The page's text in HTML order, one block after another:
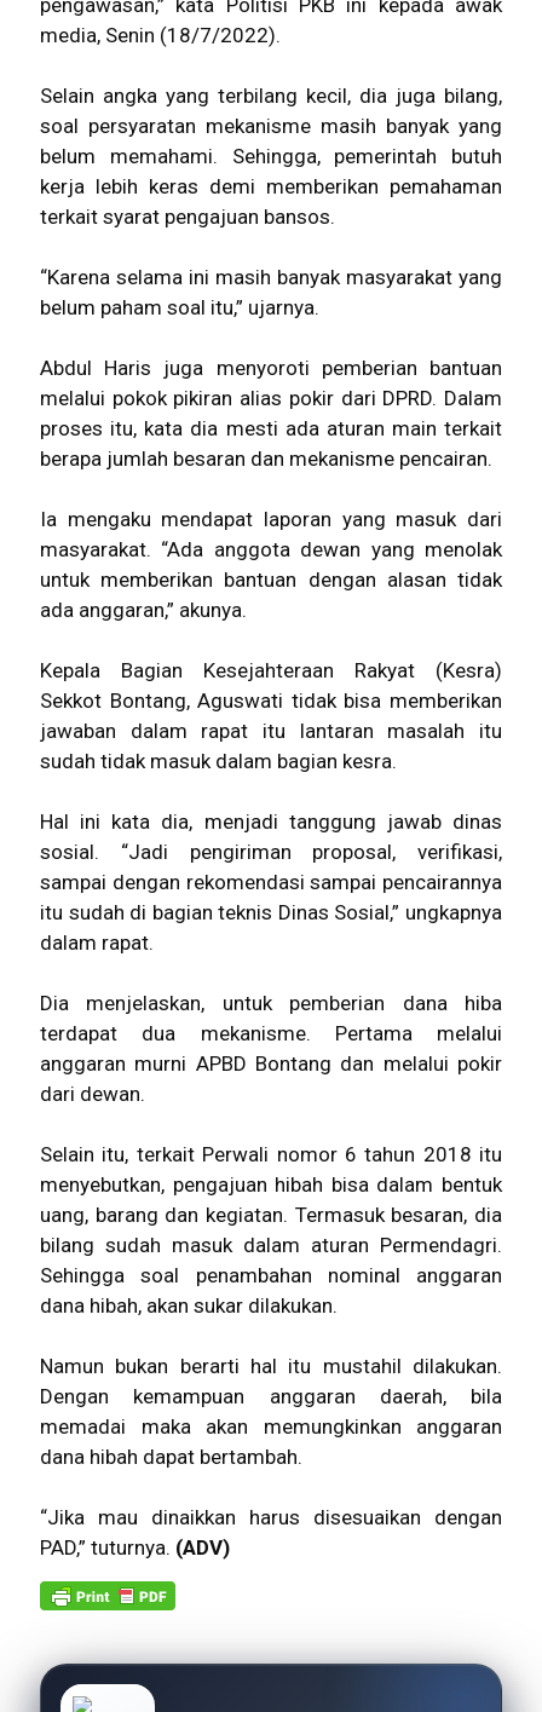
pengawasan,” kata Politisi PKB ini kepada awak
media, Senin (18/7/2022).
Selain angka yang terbilang kecil, dia juga bilang,
soal persyaratan mekanisme masih banyak yang
belum memahami. Sehingga, pemerintah butuh
kerja lebih keras demi memberikan pemahaman
terkait syarat pengajuan bansos.
“Karena selama ini masih banyak masyarakat yang
belum paham soal itu,” ujarnya.
Abdul Haris juga menyoroti pemberian bantuan
melalui pokok pikiran alias pokir dari DPRD. Dalam
proses itu, kata dia mesti ada aturan main terkait
berapa jumlah besaran dan mekanisme pencairan.
Ia mengaku mendapat laporan yang masuk dari
masyarakat. “Ada anggota dewan yang menolak
untuk memberikan bantuan dengan alasan tidak
ada anggaran,” akunya.
Kepala Bagian Kesejahteraan Rakyat (Kesra)
Sekkot Bontang, Aguswati tidak bisa memberikan
jawaban dalam rapat itu lantaran masalah itu
sudah tidak masuk dalam bagian kesra.
Hal ini kata dia, menjadi tanggung jawab dinas
sosial. “Jadi pengiriman proposal, verifikasi,
sampai dengan rekomendasi sampai pencairannya
itu sudah di bagian teknis Dinas Sosial,” ungkapnya
dalam rapat.
Dia menjelaskan, untuk pemberian dana hiba
terdapat dua mekanisme. Pertama melalui
anggaran murni APBD Bontang dan melalui pokir
dari dewan.
Selain itu, terkait Perwali nomor 6 tahun 2018 itu
menyebutkan, pengajuan hibah bisa dalam bentuk
uang, barang dan kegiatan. Termasuk besaran, dia
bilang sudah masuk dalam aturan Permendagri.
Sehingga soal penambahan nominal anggaran
dana hibah, akan sukar dilakukan.
Namun bukan berarti hal itu mustahil dilakukan.
Dengan kemampuan anggaran daerah, bila
memadai maka akan memungkinkan anggaran
dana hibah dapat bertambah.
“Jika mau dinaikkan harus disesuaikan dengan
PAD,” tuturnya. (ADV)